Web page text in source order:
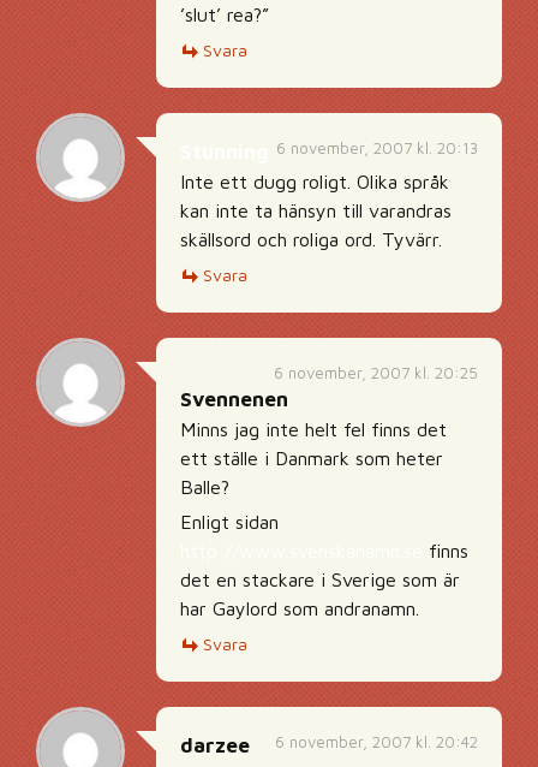
’slut’ rea?”
Svara
6 november, 2007 kl. 20:13
Inte ett dugg roligt. Olika språk
kan inte ta hänsyn till varandras
skällsord och roliga ord. Tyvärr.
Svara
6 november, 2007 kl. 20:25
Svennenen
Minns jag inte helt fel finns det
ett ställe i Danmark som heter
Balle?
Enligt sidan
finns
det en stackare i Sverige som är
har Gaylord som andranamn.
Svara
6 november, 2007 kl. 20:42
darzee